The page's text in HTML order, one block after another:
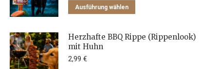
Ausführung wählen
mehrere
Herzhafte BBQ Rippe (Rippenlook)
mit Huhn
2,99 €